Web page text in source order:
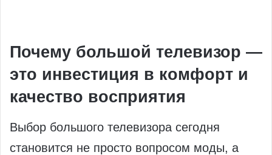
Почему большой телевизор —
это инвестиция в комфорт и
качество восприятия
Выбор большого телевизора сегодня
становится не просто вопросом моды, а